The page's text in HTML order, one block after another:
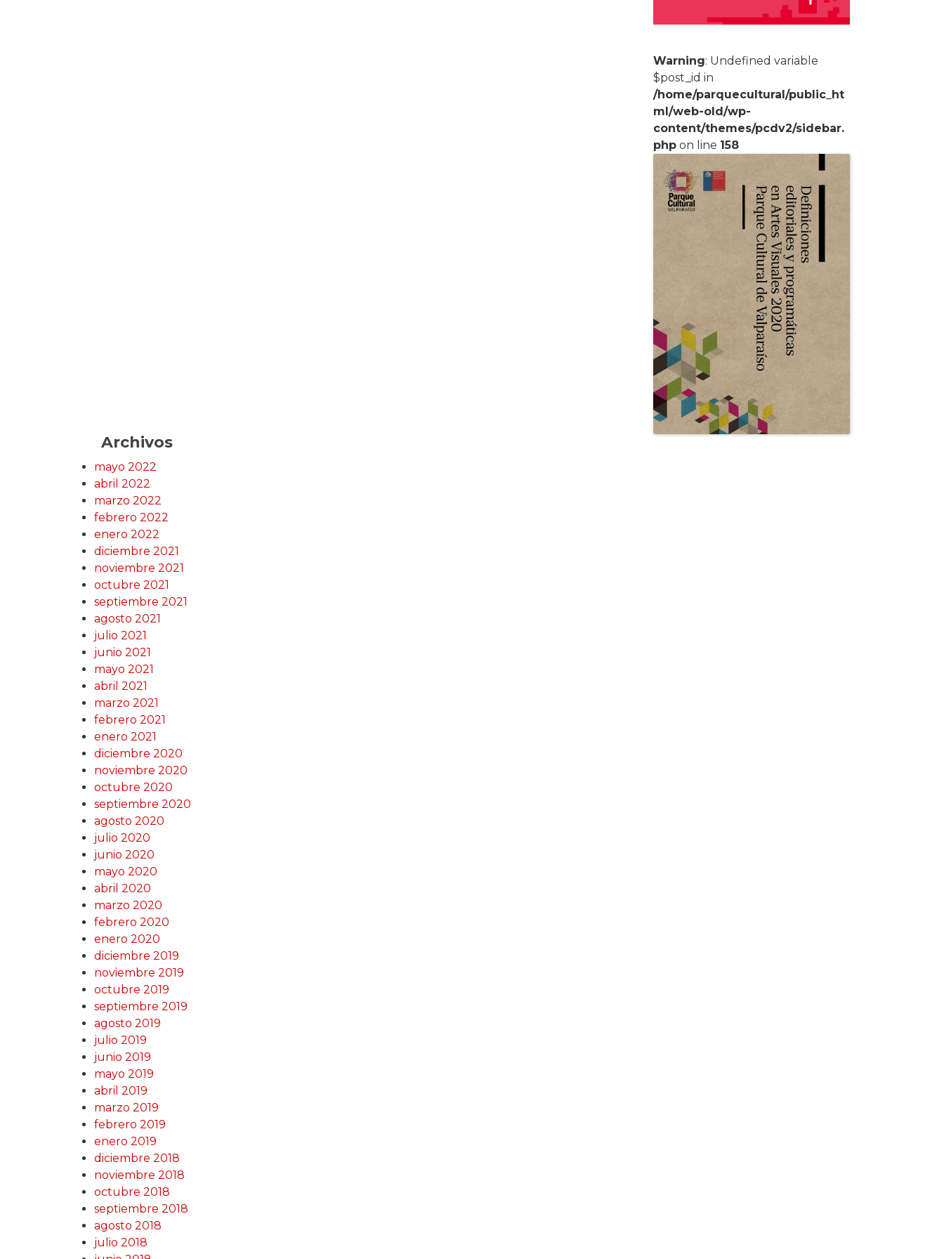
Warning: Undefined variable
$post_id in
/home/parquecultural/public_ht
ml/web-old/wp-
content/themes/pcdv2/sidebar.
php on line 158
Archivos
mayo 2022
abril 2022
marzo 2022
febrero 2022
enero 2022
diciembre 2021
noviembre 2021
octubre 2021
septiembre 2021
agosto 2021
julio 2021
junio 2021
mayo 2021
abril 2021
marzo 2021
febrero 2021
enero 2021
diciembre 2020
noviembre 2020
octubre 2020
septiembre 2020
agosto 2020
julio 2020
junio 2020
mayo 2020
abril 2020
marzo 2020
febrero 2020
enero 2020
diciembre 2019
noviembre 2019
octubre 2019
septiembre 2019
agosto 2019
julio 2019
junio 2019
mayo 2019
abril 2019
marzo 2019
febrero 2019
enero 2019
diciembre 2018
noviembre 2018
octubre 2018
septiembre 2018
agosto 2018
julio 2018